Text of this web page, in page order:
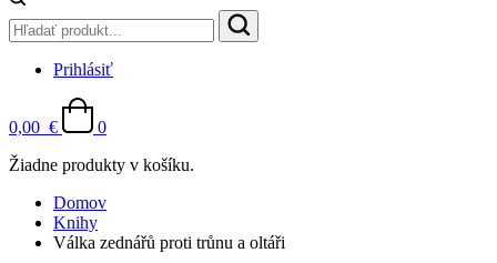
Prihlásiť
0,00 €
0
Žiadne produkty v košíku.
Domov
Knihy
Válka zednářů proti trůnu a oltáři